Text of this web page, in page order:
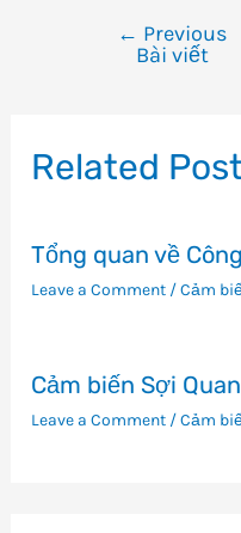
viết
← Previous
Bài viết
Related
Tổng quan về
Leave a Comment /Cảm
Cảm biến Sợi
Leave a Comment /Cảm